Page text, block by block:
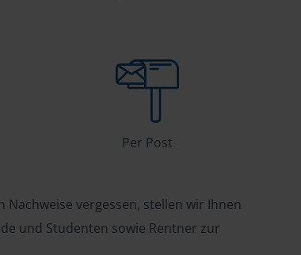
Per Post
vergessen, stellen wir Ihnen
und Studenten sowie Rentner zur